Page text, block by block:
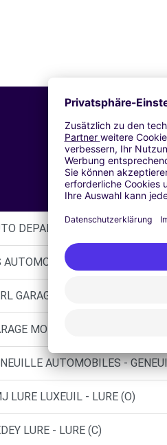
DEPANNAGE GARAGE
- CORBENAY (C)
GARAGE JEANVOINE OLIVIER
MOREL - ROCHE-LEZ-
AUTOMOBILES -
LURE LUXEUIL - LURE (O)
LURE - LURE (C)